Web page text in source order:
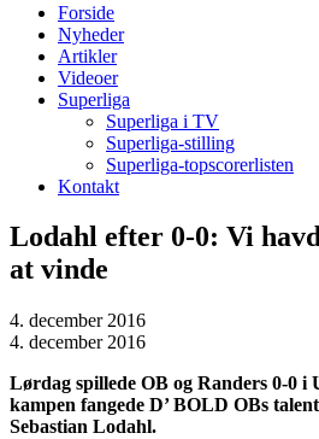
Forside
Nyheder
Artikler
Videoer
Superliga
Superliga i TV
Superliga-stilling
Superliga-topscorerlisten
Kontakt
Lodahl efter 0-0: Vi
at vinde
4. december 2016
4. december 2016
Lørdag spillede OB og Randers 0-0 i
kampen fangede D’ BOLD OBs
Sebastian Lodahl.